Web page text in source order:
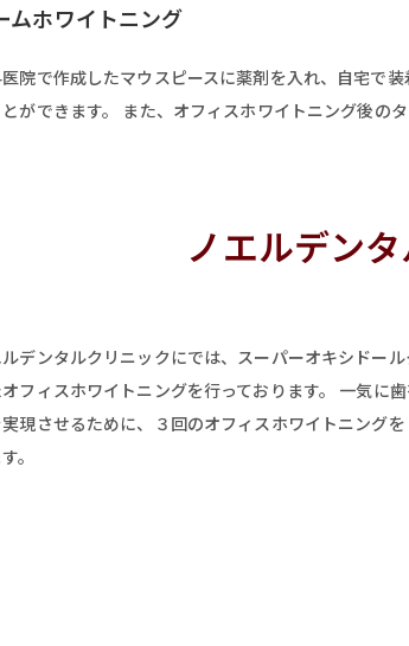
ムホワイトニング
院で作成したマウスピースに薬剤を入れ、自宅で
とができます。 また、オフィスホワイトニング後の
ノエルデン
ルデンタルクリニックにでは、スーパーオキシドー
フィスホワイトニングを行っております。 一気に
実現させるために、３回のオフィスホワイトニング
。